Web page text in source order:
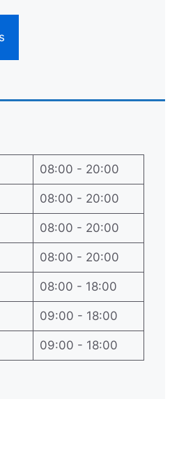
08:00 - 20:00
08:00 - 20:00
08:00 - 20:00
08:00 - 20:00
08:00 - 18:00
09:00 - 18:00
09:00 - 18:00